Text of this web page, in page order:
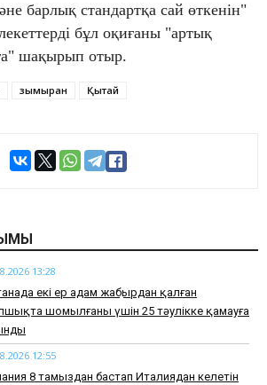
барлық стандартқа сай өткенін"
бұл оқиғаны "артық
шақырып отыр.
зымыран Қытай
13:28
екі ер адам жаңбырдан қалған
шомылғаны үшін 25 тәулікке қамауға
12:55
8 тамыздан бастап Италиядан келетін